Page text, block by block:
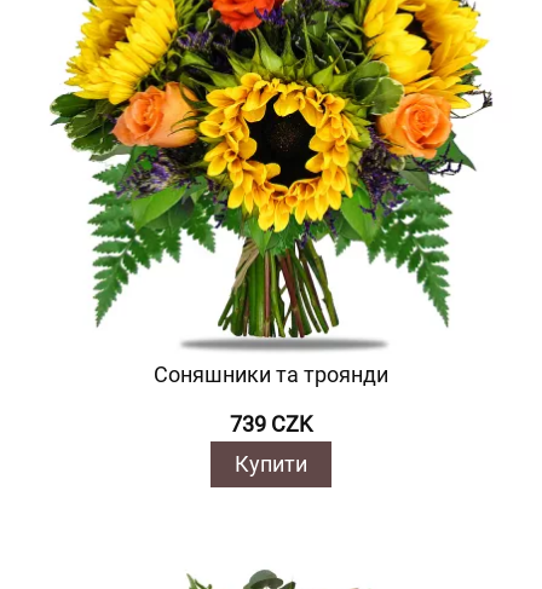
Соняшники та троянди
739 CZK
Купити